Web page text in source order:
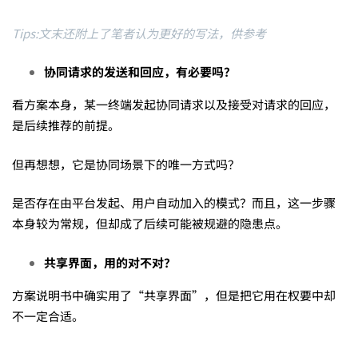
Tips:文末还附上了笔者认为更好的写法，供参考
协同请求的发送和回应，有必要吗？
看方案本身，某一终端发起协同请求以及接受对请求的回应，
是后续推荐的前提。
但再想想，它是协同场景下的唯一方式吗？
是否存在由平台发起、用户自动加入的模式？而且，这一步骤
本身较为常规，但却成了后续可能被规避的隐患点。
共享界面，用的对不对？
方案说明书中确实用了“共享界面”，但是把它用在权要中却
不一定合适。